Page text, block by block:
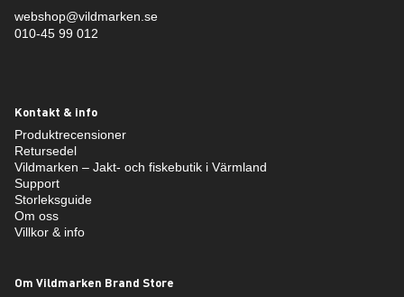
webshop@vildmarken.se
010-45 99 012
Kontakt & info
Produktrecensioner
Retursedel
Vildmarken – Jakt- och fiskebutik i Värmland
Support
Storleksguide
Om oss
Villkor & info
Om Vildmarken Brand Store